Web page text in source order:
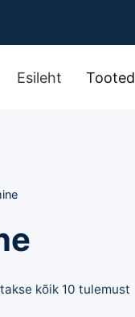
Esileht Tooted
kõik 10 tulemust